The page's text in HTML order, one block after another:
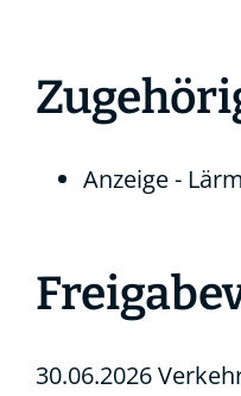
Anzeige -
30.06.2026